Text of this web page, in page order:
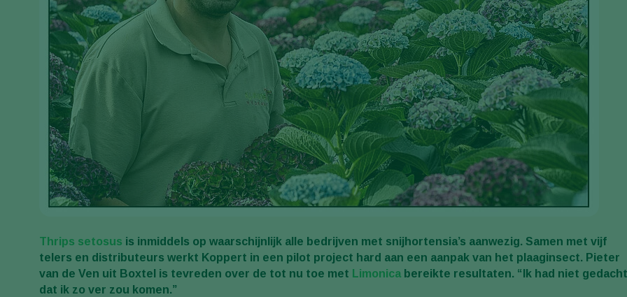
Thrips setosus is inmiddels op waarschijnlijk alle bedrijven met snijhortensia’s aanwezig. Samen met vijf
telers en distributeurs werkt Koppert in een pilot project hard aan een aanpak van het plaaginsect. Pieter
van de Ven uit Boxtel is tevreden over de tot nu toe met Limonica bereikte resultaten. “Ik had niet gedacht
dat ik zo ver zou komen.”